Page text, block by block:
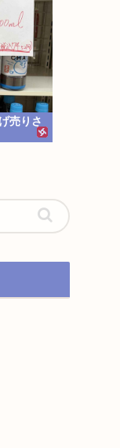
売りさ